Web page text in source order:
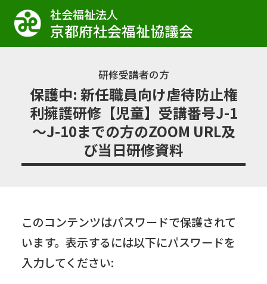
社会福祉法⼈
京都府社会福祉協議会
研修受講者の方
保護中: 新任職員向け虐待防止権
利擁護研修【児童】受講番号J-1
～J-10までの方のZOOM URL及
び当日研修資料
このコンテンツはパスワードで保護されて
います。表示するには以下にパスワードを
入力してください: